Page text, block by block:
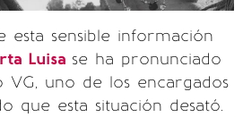
esta sensible información
Luisa se ha pronunciado
VG, uno de los encargados
que esta situación desató.